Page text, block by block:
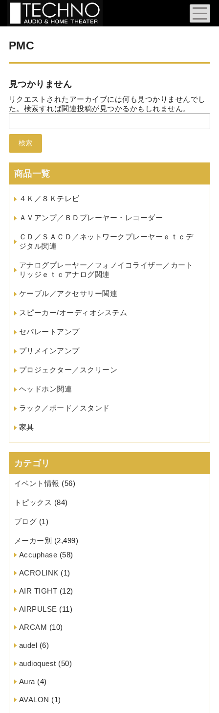
PMC
見つかりません
リクエストされたアーカイブには何も見つかりませんでし
た。検索すれば関連投稿が見つかるかもしれません。
商品一覧
４Ｋ／８Ｋテレビ
ＡＶアンプ／ＢＤプレーヤー・レコーダー
ＣＤ／ＳＡＣＤ／ネットワークプレーヤーｅｔｃデ
ジタル関連
アナログプレーヤー／フォノイコライザー／カート
リッジｅｔｃアナログ関連
ケーブル／アクセサリー関連
スピーカー/オーディオシステム
セパレートアンプ
プリメインアンプ
プロジェクター／スクリーン
ヘッドホン関連
ラック／ボード／スタンド
家具
カテゴリ
イベント情報 (56)
トピックス (84)
ブログ (1)
メーカー別 (2,499)
Accuphase (58)
ACROLINK (1)
AIR TIGHT (12)
AIRPULSE (11)
ARCAM (10)
audel (6)
audioquest (50)
Aura (4)
AVALON (1)